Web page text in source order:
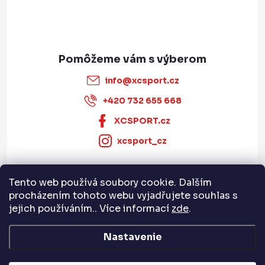
Tento web používá soubory cookie. Dalším
procházením tohoto webu vyjadřujete souhlas s
jejich používáním.. Více informací zde.
Nastavenie
info@xcsport.cz
+420 732 655 668
XCSPORT.cz
xcsport_cz
Informace pro vás
Servis a služby